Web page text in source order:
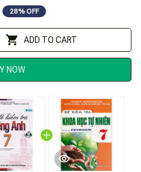
28% OFF
ADD TO CART
NOW